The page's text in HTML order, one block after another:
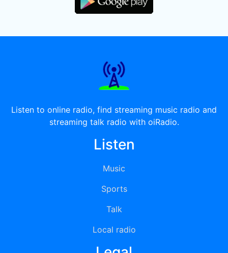
Listen to online radio, find streaming music radio and
streaming talk radio with oiRadio.
Listen
Music
Sports
Talk
Local radio